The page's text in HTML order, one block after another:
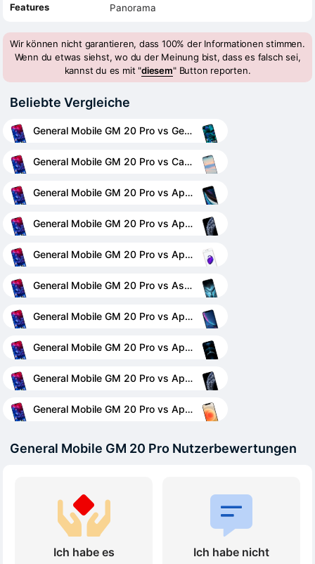
Features Panorama
Wir können nicht garantieren, dass 100% der Informationen stimmen.
Wenn du etwas siehst, wo du der Meinung bist, dass es falsch sei,
kannst du es mit "diesem" Button reporten.
Beliebte Vergleiche
General Mobile GM 20 Pro vs General Mobile GM 20
General Mobile GM 20 Pro vs Casper VIA A4
General Mobile GM 20 Pro vs Apple iPhone SE (2020)
General Mobile GM 20 Pro vs Apple iPhone 11 Pro
General Mobile GM 20 Pro vs Apple iPhone 7
General Mobile GM 20 Pro vs Asus ROG Phone 3 Strix
General Mobile GM 20 Pro vs Apple iPhone XR
General Mobile GM 20 Pro vs Apple iPhone 12 Pro Max
General Mobile GM 20 Pro vs Apple iPhone 11 Pro Max
General Mobile GM 20 Pro vs Apple iPhone 12
General Mobile GM 20 Pro Nutzerbewertungen
Ich habe es Ich habe nicht